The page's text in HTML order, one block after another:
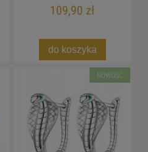
109,90 zł
do koszyka
NOWOŚĆ